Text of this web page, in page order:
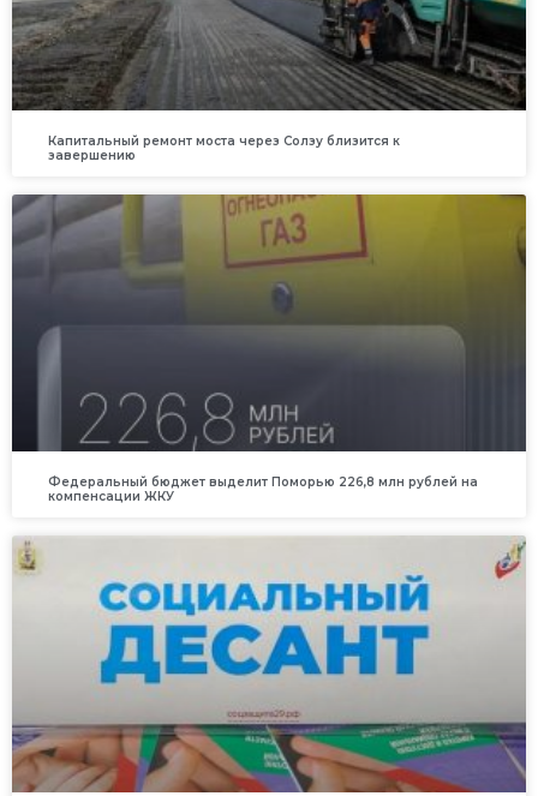
Капитальный ремонт моста через Солзу близится к
завершению
Федеральный бюджет выделит Поморью 226,8 млн рублей на
компенсации ЖКУ